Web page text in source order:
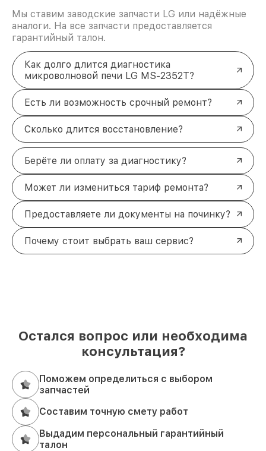
Мы ставим заводские запчасти LG или надёжные
аналоги. На все запчасти предоставляется
гарантийный талон.
Как долго длится диагностика
микроволновой печи LG MS-2352T?
Есть ли возможность срочный ремонт?
Сколько длится восстановление?
Берёте ли оплату за диагностику?
Может ли измениться тариф ремонта?
Предоставляете ли документы на починку?
Почему стоит выбрать ваш сервис?
Остался вопрос или необходима
консультация?
Поможем определиться с выбором
запчастей
Составим точную смету работ
Выдадим персональный гарантийный
талон